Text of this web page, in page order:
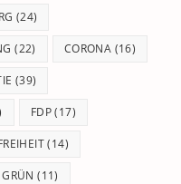
(24)
(22) CORONA (16)
(39)
FDP(17)
(14)
GRÜN (11)